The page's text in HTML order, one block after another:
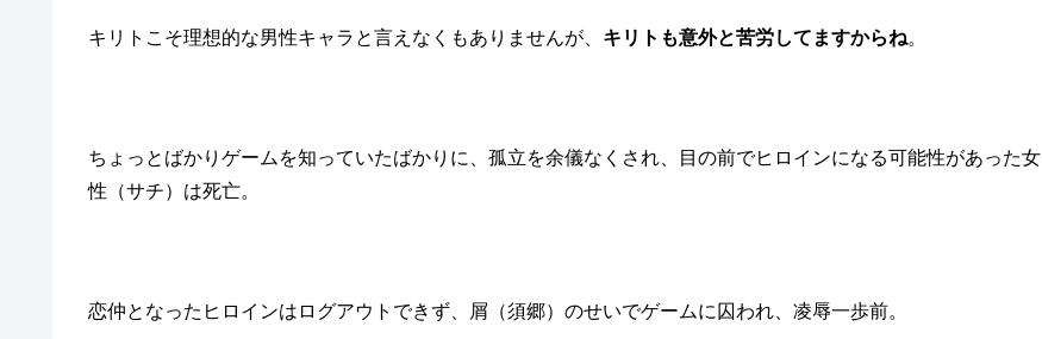
キリトこそ理想的な男性キャラと言えなくもありませんが、 キリトも意外と苦労してますからね。
ちょっとばかりゲームを知っていたばかりに、孤立を余儀なくされ、目の前でヒロインになる可能性があった女
性（サチ）は死亡。
恋仲となったヒロインはログアウトできず、屑（須郷）のせいでゲームに囚われ、凌辱一歩前。